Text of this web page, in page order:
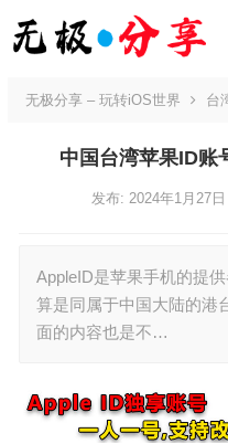
无极分享 – 玩转iOS世界 台
中国台湾苹果ID账
发布: 2024年1月27日
AppleID是苹果手机的提
算是同属于中国大陆的港
面的内容也是不…